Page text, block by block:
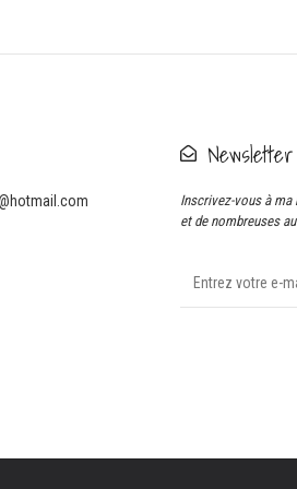
Newsletter
Inscrivez-vous à
et de nombreuses